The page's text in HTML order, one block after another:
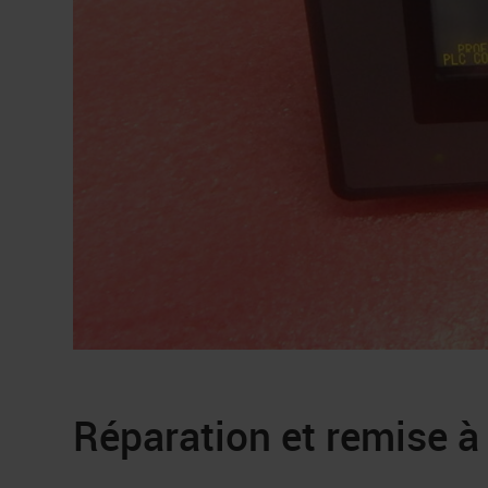
Réparation et remise